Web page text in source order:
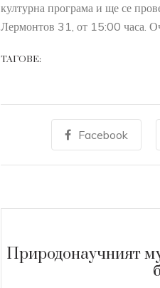
културна програма и ще се
Лермонтов 31, от 15:00 часа.
ТАГОВЕ:
Facebook
Природонаучният
07
АРХЕОЛОГИЧЕСКИ